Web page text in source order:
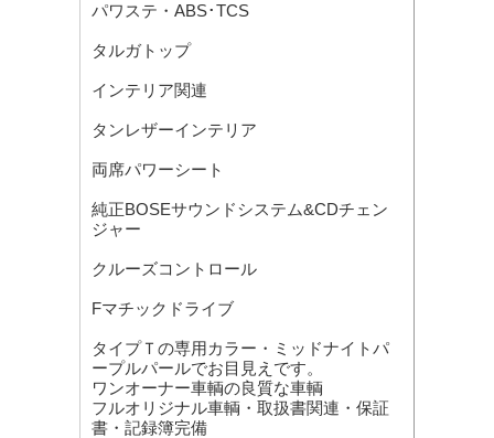
パワステ・ABS･TCS
タルガトップ
インテリア関連
タンレザーインテリア
両席パワーシート
純正BOSEサウンドシステム&CDチェン
ジャー
クルーズコントロール
Fマチックドライブ
タイプＴの専用カラー・ミッドナイトパ
ープルパールでお目見えです。
ワンオーナー車輌の良質な車輌
フルオリジナル車輌・取扱書関連・保証
書・記録簿完備